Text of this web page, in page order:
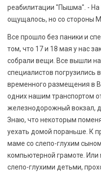
реабилитации "Пышма". - На
ощущалось, но со стороны
Все прошло без паники и
том, что 17 и 18 мая у нас
собрали вещи. Все вышли
специалистов погрузились
временного размещения в
одних нашим транспортом
железнодорожный вокзал,
Знаю, что некоторым
уехать домой пораньше. К
маме со слепо-глухим
компьютерной грамоте.
слепо-глухими детьми,